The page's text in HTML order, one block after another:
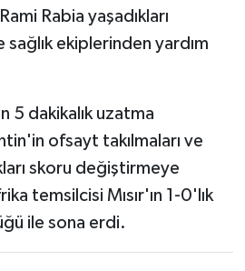
Rabia yaşadıkları
sağlık ekiplerinden yardım
5 dakikalık uzatma
ofsayt takılmaları ve
skoru değiştirmeye
temsilcisi Mısır'ın 1-0'lık
ile sona erdi.